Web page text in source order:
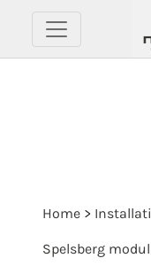
Home >
Spelsberg